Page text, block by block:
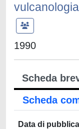
vulcanologia
1990
Scheda
Scheda
Data di